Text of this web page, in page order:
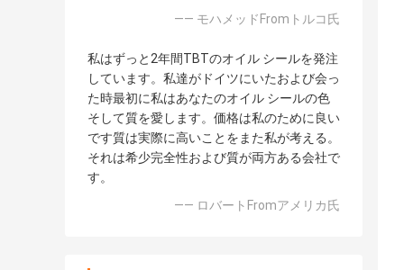
—— モハメッドFromトルコ氏
私はずっと2年間TBTのオイル シールを発注
しています。私達がドイツにいたおよび会っ
た時最初に私はあなたのオイル シールの色
そして質を愛します。価格は私のために良い
です質は実際に高いことをまた私が考える。
それは希少完全性および質が両方ある会社で
す。
—— ロバートFromアメリカ氏